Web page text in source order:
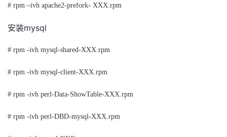
# rpm –ivh apache2-prefork- XXX.rpm
安装mysql
# rpm -ivh mysql-shared-XXX.rpm
# rpm -ivh mysql-client-XXX.rpm
# rpm -ivh perl-Data-ShowTable-XXX.rpm
# rpm -ivh perl-DBD-mysql-XXX.rpm